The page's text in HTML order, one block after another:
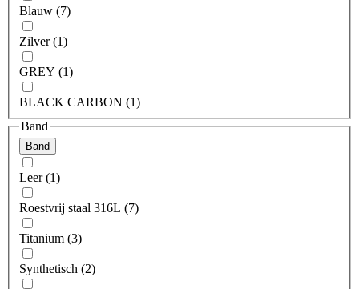
Blauw (7)
Zilver (1)
GREY (1)
BLACK CARBON (1)
Band
Band
Leer (1)
Roestvrij staal 316L (7)
Titanium (3)
Synthetisch (2)